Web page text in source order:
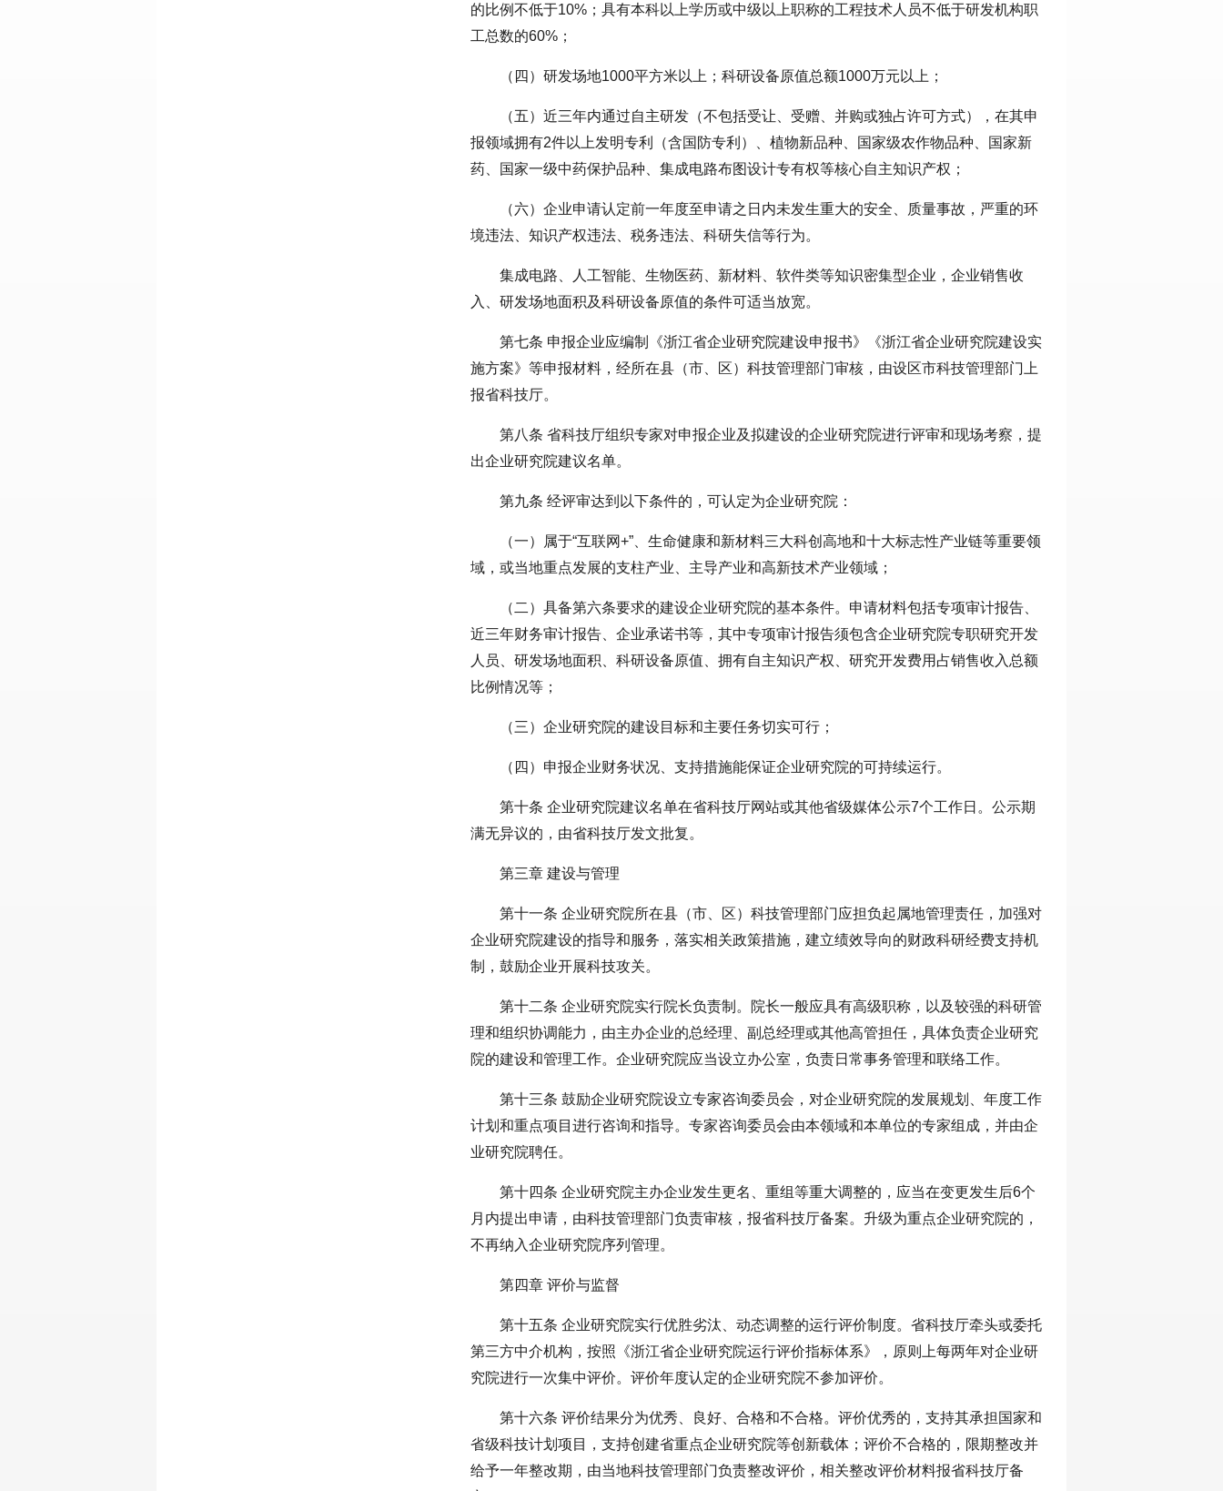
的比例不低于10%；具有本科以上学历或中级以上职称的工程技术人员不低于研发机构职
工总数的60%；
（四）研发场地1000平方米以上；科研设备原值总额1000万元以上；
（五）近三年内通过自主研发（不包括受让、受赠、并购或独占许可方式），在其申
报领域拥有2件以上发明专利（含国防专利）、植物新品种、国家级农作物品种、国家新
药、国家一级中药保护品种、集成电路布图设计专有权等核心自主知识产权；
（六）企业申请认定前一年度至申请之日内未发生重大的安全、质量事故，严重的环
境违法、知识产权违法、税务违法、科研失信等行为。
集成电路、人工智能、生物医药、新材料、软件类等知识密集型企业，企业销售收
入、研发场地面积及科研设备原值的条件可适当放宽。
第七条 申报企业应编制《浙江省企业研究院建设申报书》《浙江省企业研究院建设实
施方案》等申报材料，经所在县（市、区）科技管理部门审核，由设区市科技管理部门上
报省科技厅。
第八条 省科技厅组织专家对申报企业及拟建设的企业研究院进行评审和现场考察，提
出企业研究院建议名单。
第九条 经评审达到以下条件的，可认定为企业研究院：
（一）属于“互联网+”、生命健康和新材料三大科创高地和十大标志性产业链等重要领
域，或当地重点发展的支柱产业、主导产业和高新技术产业领域；
（二）具备第六条要求的建设企业研究院的基本条件。申请材料包括专项审计报告、
近三年财务审计报告、企业承诺书等，其中专项审计报告须包含企业研究院专职研究开发
人员、研发场地面积、科研设备原值、拥有自主知识产权、研究开发费用占销售收入总额
比例情况等；
（三）企业研究院的建设目标和主要任务切实可行；
（四）申报企业财务状况、支持措施能保证企业研究院的可持续运行。
第十条 企业研究院建议名单在省科技厅网站或其他省级媒体公示7个工作日。公示期
满无异议的，由省科技厅发文批复。
第三章 建设与管理
第十一条 企业研究院所在县（市、区）科技管理部门应担负起属地管理责任，加强对
企业研究院建设的指导和服务，落实相关政策措施，建立绩效导向的财政科研经费支持机
制，鼓励企业开展科技攻关。
第十二条 企业研究院实行院长负责制。院长一般应具有高级职称，以及较强的科研管
理和组织协调能力，由主办企业的总经理、副总经理或其他高管担任，具体负责企业研究
院的建设和管理工作。企业研究院应当设立办公室，负责日常事务管理和联络工作。
第十三条 鼓励企业研究院设立专家咨询委员会，对企业研究院的发展规划、年度工作
计划和重点项目进行咨询和指导。专家咨询委员会由本领域和本单位的专家组成，并由企
业研究院聘任。
第十四条 企业研究院主办企业发生更名、重组等重大调整的，应当在变更发生后6个
月内提出申请，由科技管理部门负责审核，报省科技厅备案。升级为重点企业研究院的，
不再纳入企业研究院序列管理。
第四章 评价与监督
第十五条 企业研究院实行优胜劣汰、动态调整的运行评价制度。省科技厅牵头或委托
第三方中介机构，按照《浙江省企业研究院运行评价指标体系》，原则上每两年对企业研
究院进行一次集中评价。评价年度认定的企业研究院不参加评价。
第十六条 评价结果分为优秀、良好、合格和不合格。评价优秀的，支持其承担国家和
省级科技计划项目，支持创建省重点企业研究院等创新载体；评价不合格的，限期整改并
给予一年整改期，由当地科技管理部门负责整改评价，相关整改评价材料报省科技厅备